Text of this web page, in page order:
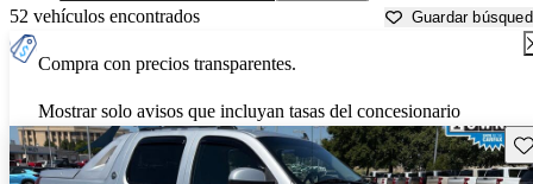
52 vehículos encontrados Guardar
Compra con precios transparentes.
Mostrar solo avisos que incluyan tasas del concesionario